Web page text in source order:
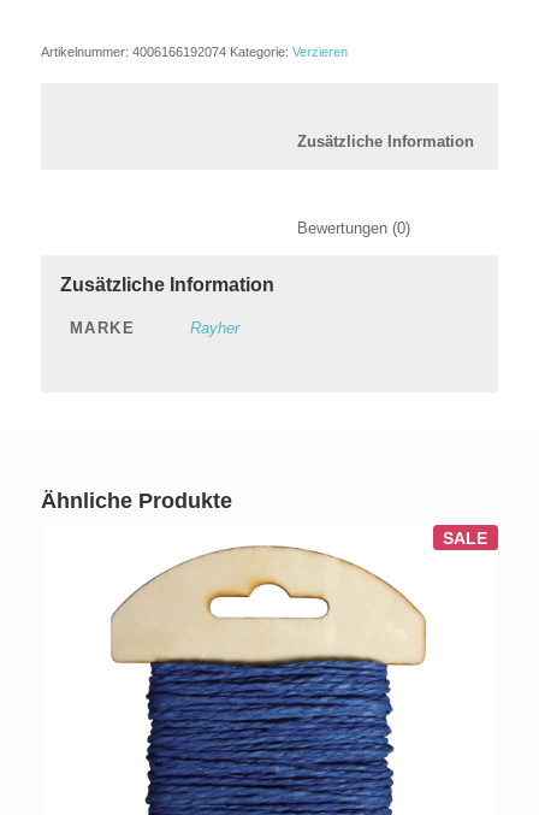
Artikelnummer: 4006166192074 Kategorie: Verzieren
Zusätzliche Information
MARKE Rayher
Ähnliche Produkte
SALE